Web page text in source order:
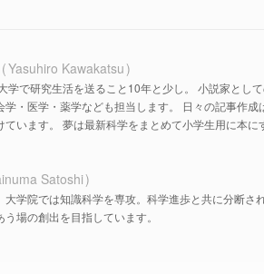
Yasuhiro Kawakatsu
学で研究生活を送ること10年と少し。 小説家とし
学・医学・薬学なども担当します。 日々の記事作
います。 夢は最新科学をまとめて小学生用に本に
Satoshi
大学院では知識科学を専攻。科学進歩と共に分断さ
場の創出を目指しています。